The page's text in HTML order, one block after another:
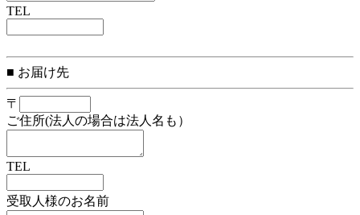
TEL
■ お届け先
〒
ご住所(法人の場合は法人名も）
TEL
受取人様のお名前